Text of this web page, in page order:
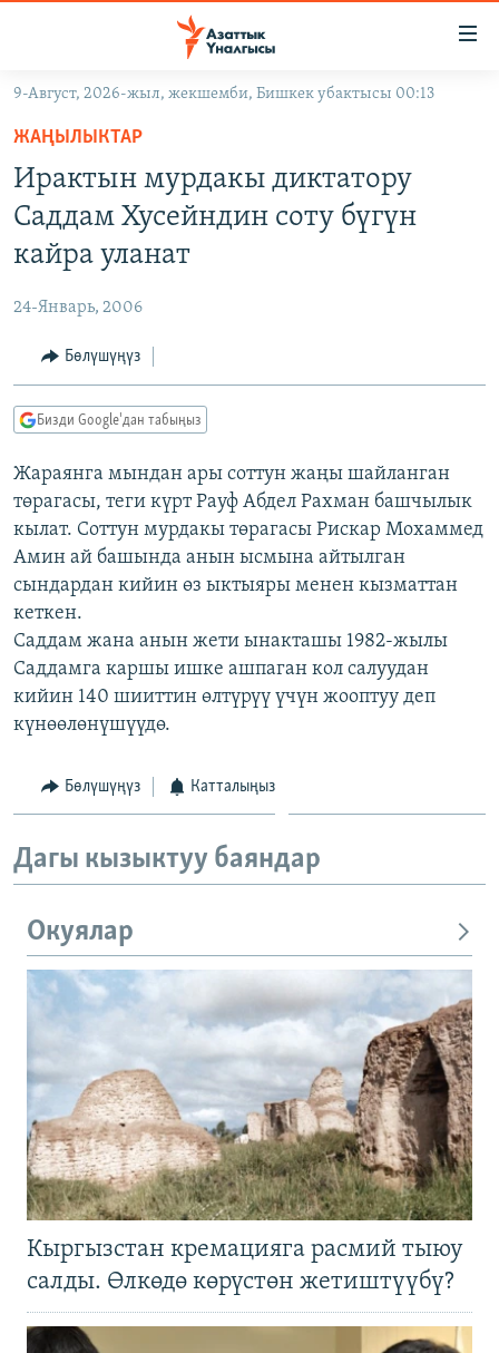
Навигацияга
өтүңүз
Издөөгө
салыңызКЫРГЫЗСТАН
САЯСАТ
МАДАНИЯТ
ДҮЙНӨ
ДҮЙНӨ
УКРАИНА
ТВ ПРОГРАММАЛАР
БҮГҮН АЗАТТЫКТА
ДАНИСТЕ
ЭЖЕ-СИҢДИЛЕР
АЗАТТЫК+
ЫҢГАЙСЫЗ СУРООЛОР
ПОДКАСТ
ОНЛАЙН ШЕРИНЕ
ЭЕ/АРнун бардык сайттары
9-Август, 2026-жыл, жекшемби, Бишкек убактысы 00:13
ЖАҢЫЛЫКТАР
Ирактын мурдакы диктатору
Саддам Хусейндин соту бүгүн
кайра уланат
24-Январь, 2006
Бөлүшүңүз
Бизди Google'дан табыңыз
Жараянга мындан ары соттун жаңы шайланган
төрагасы, теги күрт Рауф Абдел Рахман башчылык
кылат. Соттун мурдакы төрагасы Рискар Мохаммед
Амин ай башында анын ысмына айтылган
сындардан кийин өз ыктыяры менен кызматтан
кеткен.
Саддам жана анын жети ынакташы 1982-жылы
Саддамга каршы ишке ашпаган кол салуудан
кийин 140 шииттин өлтүрүү үчүн жооптуу деп
күнөөлөнүшүүдө.
Бөлүшүңүз Катталыңыз
Дагы кызыктуу баяндар
Окуялар
Кыргызстан кремацияга расмий тыюу
салды. Өлкөдө көрүстөн жетиштүүбү?